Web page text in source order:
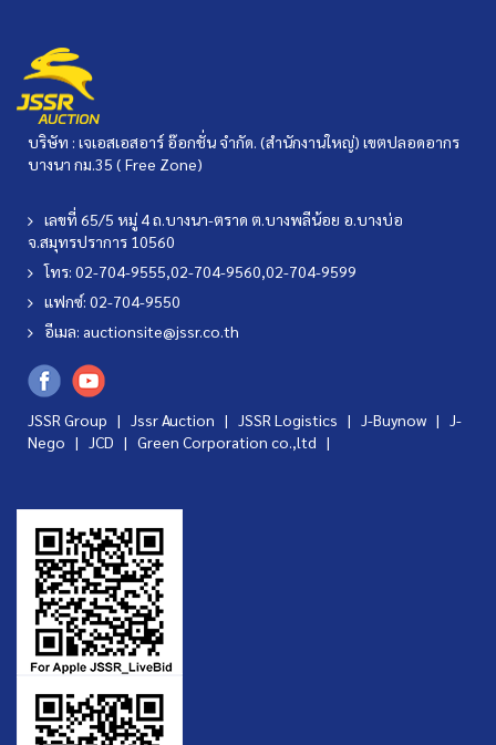
บริษัท : เจเอสเอสอาร์ อ๊อกชั่น จำกัด. (สำนักงานใหญ่) เขตปลอดอากร
บางนา กม.35 ( Free Zone)
เลขที่ 65/5 หมู่ 4 ถ.บางนา-ตราด ต.บางพลีน้อย อ.บางบ่อ
จ.สมุทรปราการ 10560
โทร: 02-704-9555,02-704-9560,02-704-9599
แฟกซ์: 02-704-9550
อีเมล: auctionsite@jssr.co.th
JSSR Group | Jssr Auction | JSSR Logistics | J-Buynow | J-
Nego | JCD | Green Corporation co.,ltd |